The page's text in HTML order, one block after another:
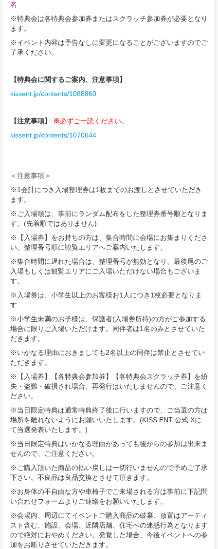
名
※特典会は各特典会参加券またはスクラッチ参加券が必要となり
ます。
※イベント内容は予告なしに変更になることがございますのでご
了承ください。
【特典会に関するご案内、注意事項】
kissent.jp/contents/1088860
【注意事項】 ※必ずご一読ください。
kissent.jp/contents/1070644
＜注意事項＞
※1会計につき入場整理券は1枚までのお渡しとさせていただき
ます。
※ご入場順は、事前にランダム配布をした整理券番号順となりま
す。(先着順ではありません)
※【入場券】をお持ちの方は、集合時間に会場にお集まりくださ
い。整理番号順に観覧エリアへご案内いたします。
※集合時間に遅れた場合は、整理番号が無効となり、最後尾のご
⼊場もしくは観覧エリアにご⼊場いただけない場合もございま
す。
※入場券は、小学生以上のお客様お1人につき1枚必要となりま
す
※小学生未満のお子様は、保護者(入場券所持)の方がご参加する
場合に限りご入場いただけます。同伴者は1名のみとさせていた
だきます。
※いかなる理由におきましても2名以上の同伴は禁止とさせてい
ただきます。
※【入場券】【各特典会参加券】【各特典会スクラッチ券】を紛
失・盗難・破損され場合、再発⾏はいたしませんので、ご注意く
ださい。
※当日限定特典は通常特典終了後に行いますので、ご当選の方は
場所を離れないようにお願いいたします。(KISS ENT 公式 Xに
て当選発表いたします。)
※当日限定特典はいかなる理由があっても後からの参加は出来ま
せんので、ご注意ください。
※ご購入頂いた商品の払い戻しは一切行いませんので予めご了承
下さい。不良品は良品交換とさせて頂きます。
※お身体の不自由な方や車椅子でご来場される方は事前に下記問
い合わせフォームよりご連絡をお願いいたします。
※会場内、周辺にてイベントご購入商品の破棄、放置はアーティ
スト含む、施設、会場、近隣店舗、住宅への迷惑行為となります
ので絶対におやめください。発覚した場合、今後イベントへの参
加をお断りさせていただきます。